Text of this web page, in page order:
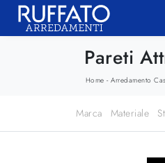
Pareti
Home -Arredamento
Marca Materiale